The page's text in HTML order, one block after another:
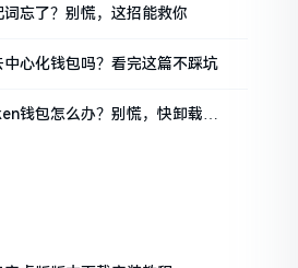
忘了？别慌，这招能救你
心化钱包吗？看完这篇不踩坑
钱包怎么办？别慌，快卸载，